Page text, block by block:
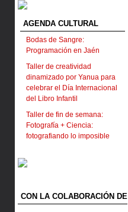
AGENDA CULTURAL
Bodas de Sangre:
Programación en Jaén
Taller de creatividad
dinamizado por Yanua para
celebrar el Día Internacional
del Libro Infantil
Taller de fin de semana:
Fotografía + Ciencia:
fotografiando lo imposible
CON LA COLABORACIÓN DE